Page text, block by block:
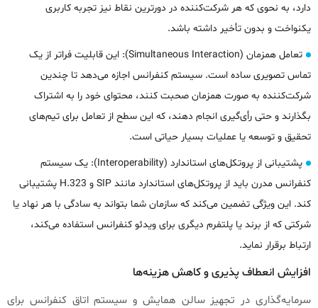
دارد، به نحوی که هر شرکت‌کننده در دورترین نقاط نیز تجربه کاربری
یکنواخت و بدون تأخیر داشته باشد.
تعامل همزمان (Simultaneous Interaction): این قابلیت فراتر از یک
تماس تصویری ساده است. سیستم کنفرانس اجازه می‌دهد تا چندین
شرکت‌کننده به صورت همزمان صحبت کنند، محتوای خود را به اشتراک
بگذارند و حتی رأی‌گیری انجام دهند، که این سطح از تعامل برای تیم‌های
تحقیق و توسعه یا عملیات بسیار حیاتی است.
پشتیبانی از پروتکل‌های استاندارد (Interoperability): یک سیستم
کنفرانس مدرن باید از پروتکل‌های استاندارد مانند SIP و H.323 پشتیبانی
کند. این ویژگی تضمین می‌کند که سازمان شما بتواند به سادگی با هر نهاد یا
شرکتی که از برند یا پلتفرم دیگری برای ویدئو کنفرانس استفاده می‌کند،
ارتباط برقرار نماید.
افزایش انعطاف‌ پذیری و کاهش هزینه‌ها
سرمایه‌گذاری در تجهیز سالن همایش و سیستم اتاق کنفرانس برای